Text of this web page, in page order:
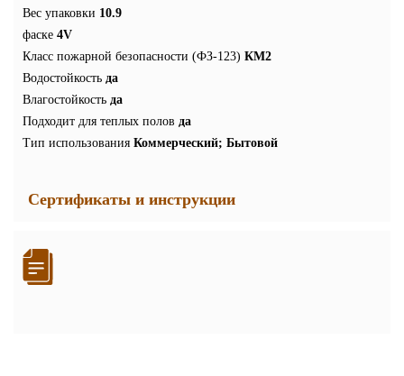
Вес упаковки 10.9
фаске 4V
Класс пожарной безопасности (ФЗ-123) КМ2
Водостойкость да
Влагостойкость да
Подходит для теплых полов да
Тип использования Коммерческий; Бытовой
Сертификаты и инструкции